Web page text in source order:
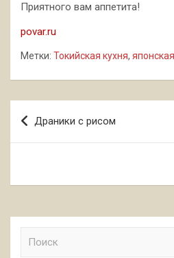
Приятного вам аппетита!
povar.ru
Метки: Токийская кухня,
Навигация
по
Драники с рисом